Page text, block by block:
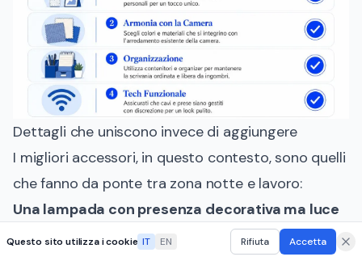
Dettagli che uniscono invece di aggiungere
I migliori accessori, in questo contesto, sono quelli
che fanno da ponte tra zona notte e lavoro:
Una lampada con presenza decorativa ma luce
controllata
Questo sito utilizza i cookie IT EN Rifiuta Accetta